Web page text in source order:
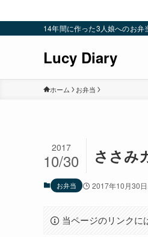
14年間に作った3人娘へのお
Lucy Diary
ホーム お弁当
ささみ
2017
10/30
お弁当 2017年10月30日
当ページのリンクに